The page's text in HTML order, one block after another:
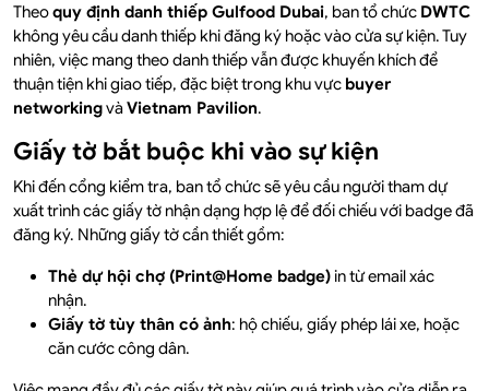
Theoquy định danh thiếp Gulfood Dubai, ban tổ chức DWTC
không yêu cầu danh thiếp khi đăng ký hoặc vào cửa sự kiện. Tuy
nhiên, việc mang theo danh thiếp vẫn được khuyến khích để
thuận tiện khi giao tiếp, đặc biệt trong khu vực buyer
networkingvàVietnam Pavilion.
Giấy tờ bắt buộc khi vào sự kiện
Khi đến cổng kiểm tra, ban tổ chức sẽ yêu cầu người tham dự
xuất trình các giấy tờ nhận dạng hợp lệ để đối chiếu với badge đã
đăng ký. Những giấy tờ cần thiết gồm:
Thẻ dự hội chợ (Print@Home badge) in từ email xác
nhận.
Giấy tờ tùy thân có ảnh: hộ chiếu, giấy phép lái xe, hoặc
căn cước công dân.